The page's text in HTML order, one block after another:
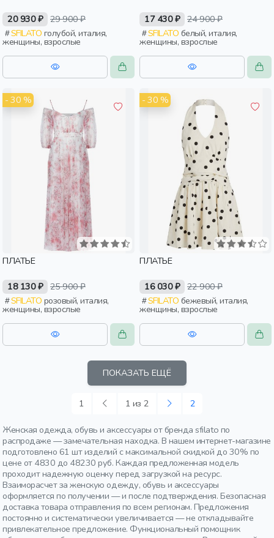
20 930 ₽ 29 900 ₽
SFILATO
женщины, взрослые
17 430 ₽ 24 900 ₽
SFILATO
женщины, взрослые
- 30 %
ПЛАТЬЕ
18 130 ₽ 25 900 ₽
SFILATO
женщины, взрослые
- 30 %
ПЛАТЬЕ
16 030 ₽ 22 900 ₽
SFILATO
женщины, взрослые
ПОКАЗАТЬ ЕЩЁ
1 1 из 2 2
Женская одежда, обувь и аксессуары от бренда sfilato по
распродаже — замечательная находка. В нашем интернет-магазине
подготовлено 61 шт изделий с максимальной скидкой до 30% по
цене от 4830 до 48230 руб. Каждая предложенная модель
проходит надежную оценку перед загрузкой на ресурс.
Взаиморасчет за женскую одежду, обувь и аксессуары
оформляется по получении — и после подтверждения. Безопасная
доставка товара отправления по всем регионам. Предложения
постоянно и систематически увеличивается — не откладывайте
привлекательное предложение. Функциональный помощник